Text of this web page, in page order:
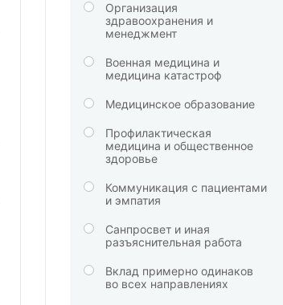
Организация
здравоохранения и
менеджмент
Военная медицина и
медицина катастроф
Медицинское образование
Профилактическая
медицина и общественное
здоровье
Коммуникация с пациентами
и эмпатия
Санпросвет и иная
разъяснительная работа
Вклад примерно одинаков
во всех направлениях